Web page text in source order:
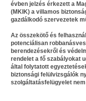
évben jelzés érkezett a
(MKIK) a villamos
gazdálkodó szervezetek
Az összekötő és
potenciálisan
berendezésekről és
rendelet a fő szabályokat
által folytatott
biztonsági felülvizsgálók
szolgáltatásfelügyelet